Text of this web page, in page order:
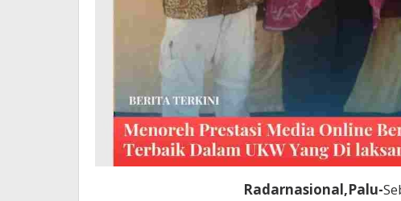
Radarnasional,Palu-